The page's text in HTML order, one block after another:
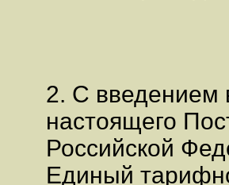
2. С введением
настоящего
Российской
Единый